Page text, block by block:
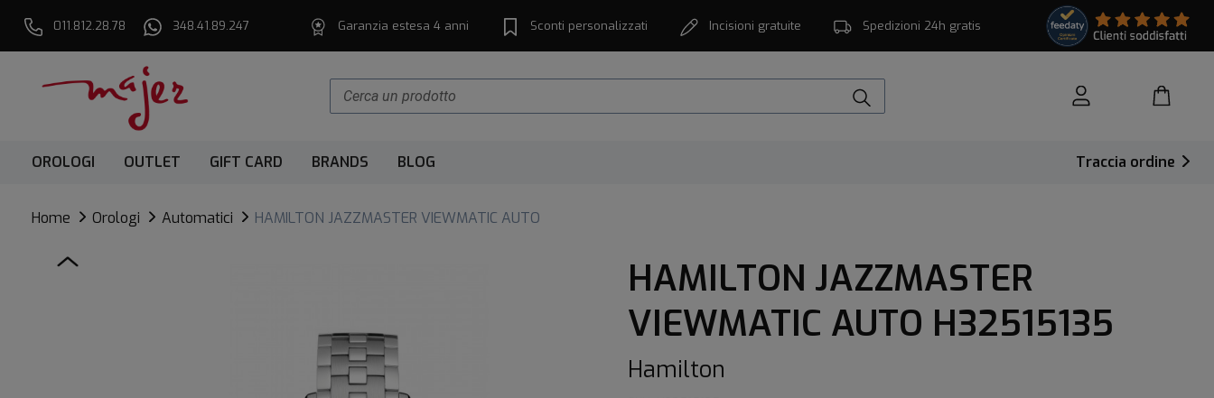
011.812.28.78 348.41.89.247 Garanzia estesa 4 anni Sconti personalizzati Incisioni gratuite Spedizioni 24h gratis
OROLOGI OUTLET GIFT CARD BRANDS BLOG Traccia ordine
Home Orologi Automatici HAMILTON JAZZMASTER VIEWMATIC AUTO
HAMILTON JAZZMASTER
VIEWMATIC AUTO H32515135
Hamilton